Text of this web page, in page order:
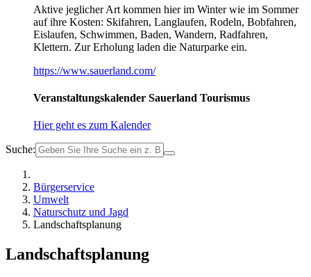
Aktive jeglicher Art kommen hier im Winter wie im Sommer
auf ihre Kosten: Skifahren, Langlaufen, Rodeln, Bobfahren,
Eislaufen, Schwimmen, Baden, Wandern, Radfahren,
Klettern. Zur Erholung laden die Naturparke ein.
https://www.sauerland.com/
Veranstaltungskalender Sauerland Tourismus
Hier geht es zum Kalender
Suche:
Bürgerservice
Umwelt
Naturschutz und Jagd
Landschaftsplanung
Landschaftsplanung